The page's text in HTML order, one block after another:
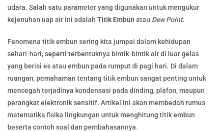
udara. Salah satu parameter yang digunakan untuk mengukur
kejenuhan uap air ini adalah Titik Embun atau Dew Point.
Fenomena titik embun sering kita jumpai dalam kehidupan
sehari-hari, seperti terbentuknya bintik-bintik air di luar gelas
yang berisi es atau embun pada rumput di pagi hari. Di dalam
ruangan, pemahaman tentang titik embun sangat penting untuk
mencegah terjadinya kondensasi pada dinding, plafon, maupun
perangkat elektronik sensitif. Artikel ini akan membedah rumus
matematika fisika lingkungan untuk menghitung titik embun
beserta contoh soal dan pembahasannya.